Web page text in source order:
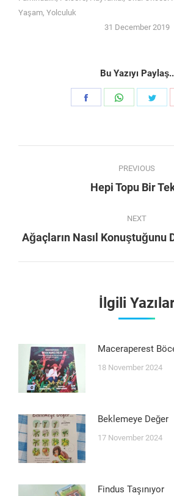
Yaşam, Yolculuk
31 December 2019
Bu Yazıyı Paylaş..
Share
navigation
PREVIOUS
Previous
Hepi Topu Bir
NEXT
Next
Ağaçların Nasıl Konuştuğunu
İlgili
Maceraperest
18 November 2024
Beklemeye Değer
17 November 2024
Findus Taşınıyor